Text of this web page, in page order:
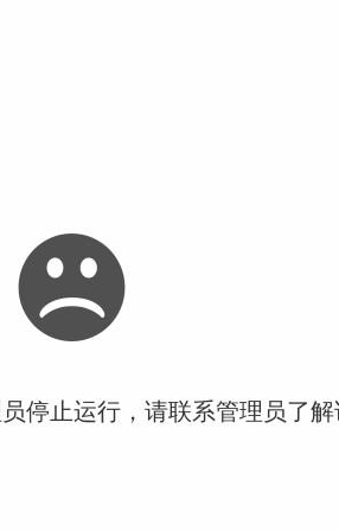
停止运行，请联系管理员了